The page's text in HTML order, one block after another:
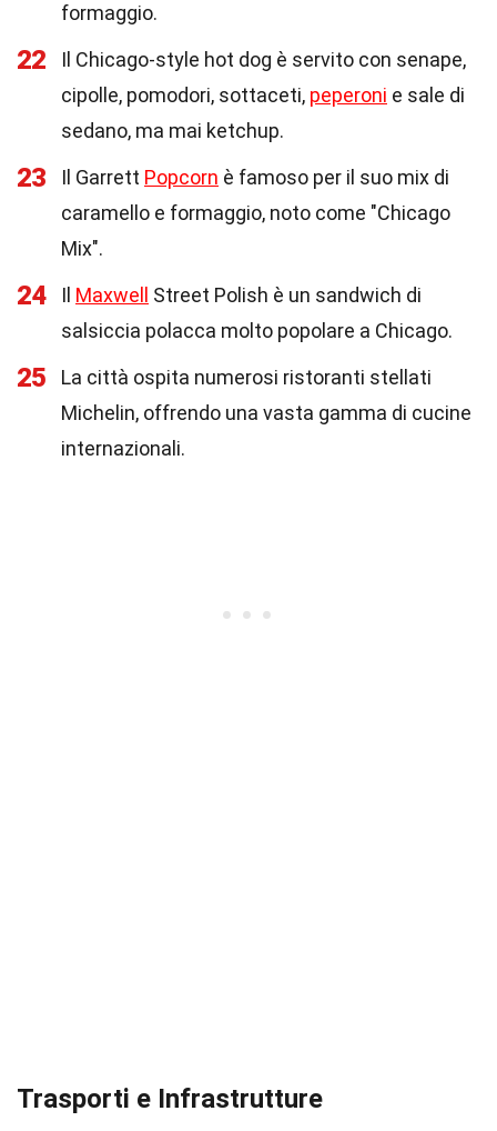
formaggio.
22
Il Chicago-style hot dog è servito con senape,
cipolle, pomodori, sottaceti, peperoni e sale di
sedano, ma mai ketchup.
23 Il Garrett Popcorn è famoso per il suo mix di
caramello e formaggio, noto come "Chicago
Mix".
24 Il Maxwell
Street Polish è un sandwich di
salsiccia polacca molto popolare a Chicago.
25
La città ospita numerosi ristoranti stellati
Michelin, offrendo una vasta gamma di cucine
internazionali.
Trasporti e Infrastrutture